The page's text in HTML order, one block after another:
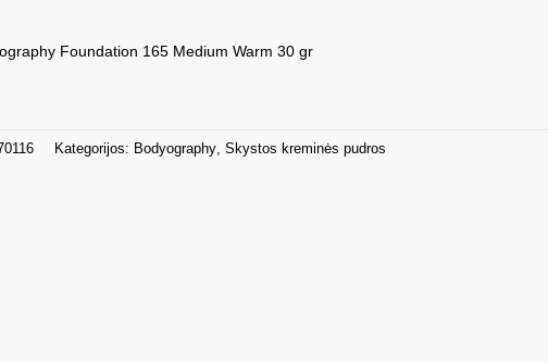
Foundation 165 Medium Warm 30 gr
Kategorijos: Bodyography,Skystos kreminės pudros